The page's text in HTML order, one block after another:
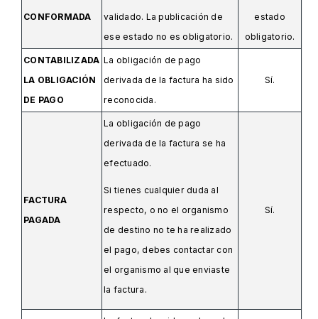
CONFORMADA
validado. La publicación de
ese estado no es obligatorio.
estado
obligatorio.
CONTABILIZADA
LA OBLIGACIÓN
DE PAGO
La obligación de pago
derivada de la factura ha sido
reconocida.
Sí.
FACTURA
PAGADA
La obligación de pago
derivada de la factura se ha
efectuado.
Si tienes cualquier duda al
respecto, o no el organismo
de destino no te ha realizado
el pago, debes contactar con
el organismo al que enviaste
la factura.
Sí.